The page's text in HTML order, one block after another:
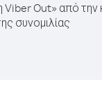
Viber Out» από την
συνομιλίας